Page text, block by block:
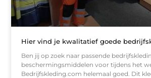
Hier vind je kwalitatief goede
Ben jij op zoek naar passende
beschermingsmiddelen voor tijdens het
Bedrijfskleding.com helemaal goed. Dit